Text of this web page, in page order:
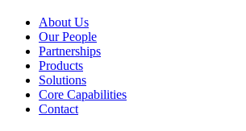
About Us
Our People
Partnerships
Products
Solutions
Core Capabilities
Contact